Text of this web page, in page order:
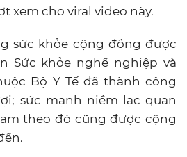
xem cho viral video này.
sức khỏe cộng đồng được
Sức khỏe nghề nghiệp và
Bộ Y Tế đã thành công
sức mạnh niềm lạc quan
theo đó cũng được cộng